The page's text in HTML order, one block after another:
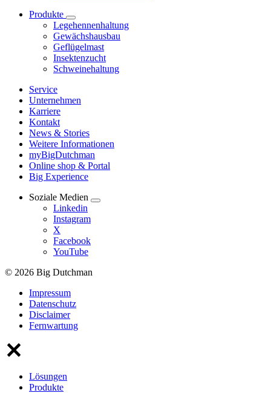
Produkte
Legehennenhaltung
Gewächshausbau
Geflügelmast
Insektenzucht
Schweinehaltung
Service
Unternehmen
Karriere
Kontakt
News & Stories
Weitere Informationen
myBigDutchman
Online shop & Portal
Big Experience
Soziale Medien
Linkedin
Instagram
X
Facebook
YouTube
© 2026 Big Dutchman
Impressum
Datenschutz
Disclaimer
Fernwartung
Lösungen
Produkte